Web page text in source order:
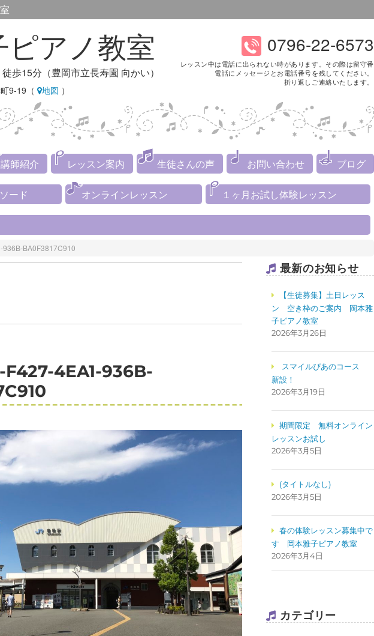
ピアノ教室
歩15分（豊岡市立長寿園 向かい）
9-19（ 地図 ）
0796-22-6573
レッスン中は電話に出られない時があります。その際は留守番
電話にメッセージとお電話番号を残してください。
折り返しご連絡いたします。
講師紹介 レッスン案内 生徒さんの声 お問い合わせ ブログ
ード オンラインレッスン １ヶ月お試し体験レッスン
BA0F3817C910
F427-4EA1-936B-
最新のお知らせ
【生徒募集】土日レッス
ン 空き枠のご案内 岡本雅
子ピアノ教室
2026年3月26日
スマイルぴあのコース
新設！
2026年3月19日
期間限定 無料オンライン
レッスンお試し
2026年3月5日
(タイトルなし)
2026年3月5日
春の体験レッスン募集中で
す
岡本雅子ピアノ教室
2026年3月4日
カテゴリー